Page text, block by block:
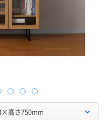
高さ750mm